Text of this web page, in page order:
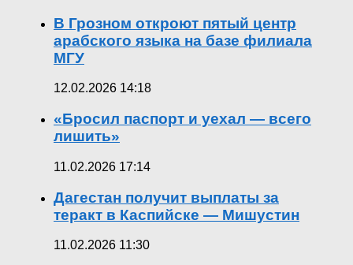
В Грозном откроют пятый центр
арабского языка на базе филиала
МГУ
12.02.2026 14:18
«Бросил паспорт и уехал — всего
лишить»
11.02.2026 17:14
Дагестан получит выплаты за
теракт в Каспийске — Мишустин
11.02.2026 11:30